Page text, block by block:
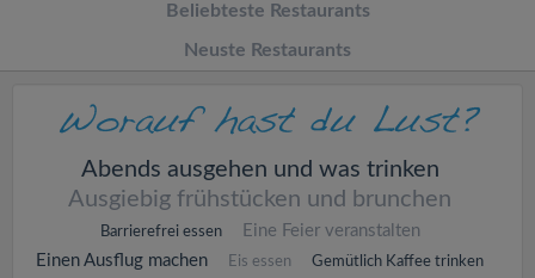
Beliebteste Restaurants
Neuste Restaurants
Abends ausgehen und was trinken
Ausgiebig frühstücken und brunchen
Barrierefrei essen
Eine Feier veranstalten
Einen Ausflug machen
Eis essen Gemütlich Kaffee trinken